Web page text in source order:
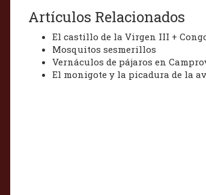
Artículos Relacionados
El castillo de la Virgen III +
Mosquitos sesmerillos
Vernáculos de pájaros en
El monigote y la picadura de la